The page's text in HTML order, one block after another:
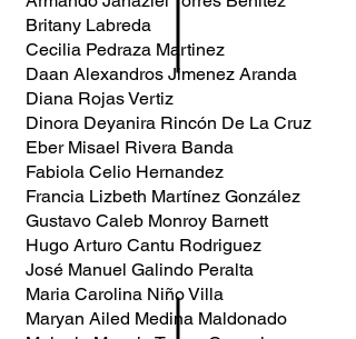
Britany Labreda
Cecilia Pedraza Martinez
Daan Alexandros Jimenez Aranda
Diana Rojas Vertiz
Dinora Deyanira Rincón De La Cruz
Eber Misael Rivera Banda
Fabiola Celio Hernandez
Francia Lizbeth Martínez González
Gustavo Caleb Monroy Barnett
Hugo Arturo Cantu Rodriguez
José Manuel Galindo Peralta
Maria Carolina Niño Villa
Maryan Ailed Medina Maldonado